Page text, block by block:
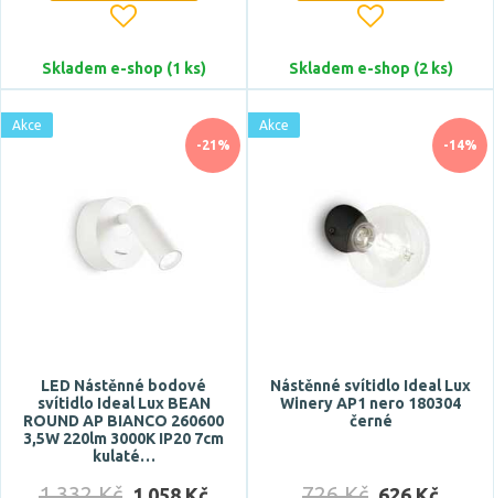
Skladem e-shop (1 ks) Skladem e-shop (2 ks)
-21%
Akce
LED Nástěnné bodové
svítidlo Ideal Lux BEAN
ROUND AP BIANCO 260600
3,5W 220lm 3000K IP20 7cm
kulaté…
-14%
Akce
Nástěnné svítidlo Ideal Lux
Winery AP1 nero 180304
černé